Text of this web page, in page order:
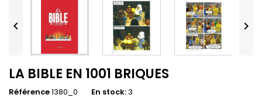
 
LA BIBLE EN 1001 BRIQUES
Référence1380_0 En stock:3